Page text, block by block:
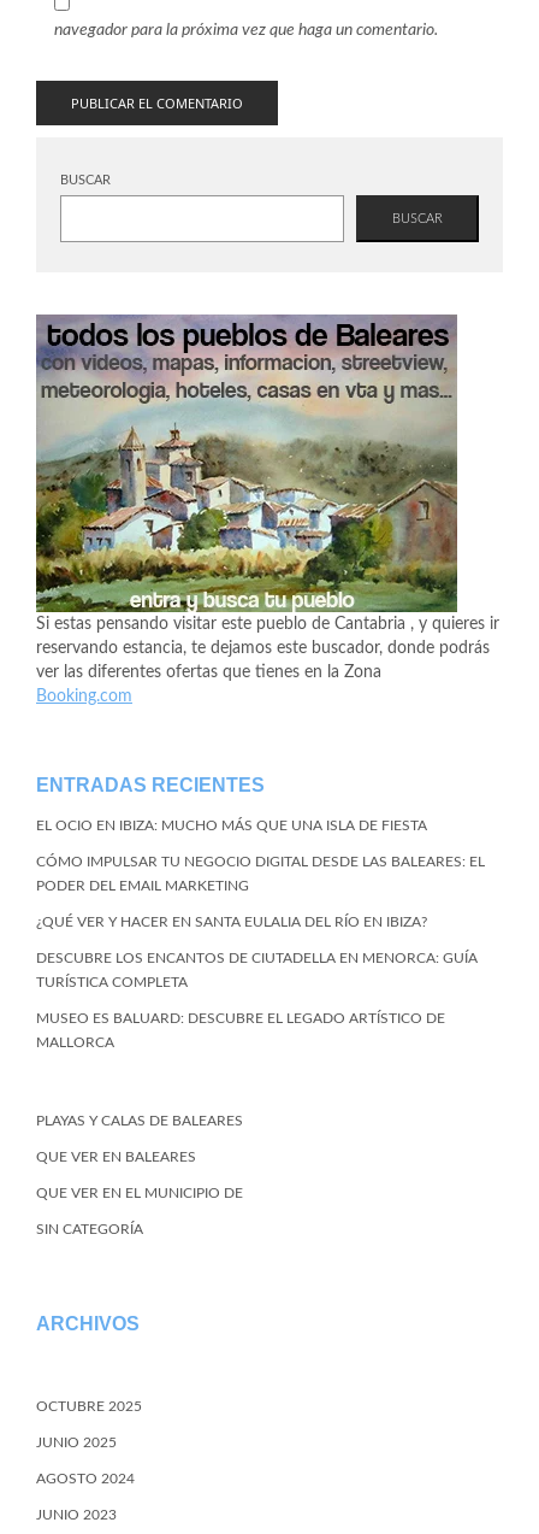
navegador para la próxima vez que haga un comentario.
BUSCAR
BUSCAR
Si estas pensando visitar este pueblo de Cantabria , y quieres ir
reservando estancia, te dejamos este buscador, donde podrás
ver las diferentes ofertas que tienes en la Zona
Booking.com
ENTRADAS RECIENTES
EL OCIO EN IBIZA: MUCHO MÁS QUE UNA ISLA DE FIESTA
CÓMO IMPULSAR TU NEGOCIO DIGITAL DESDE LAS BALEARES: EL
PODER DEL EMAIL MARKETING
¿QUÉ VER Y HACER EN SANTA EULALIA DEL RÍO EN IBIZA?
DESCUBRE LOS ENCANTOS DE CIUTADELLA EN MENORCA: GUÍA
TURÍSTICA COMPLETA
MUSEO ES BALUARD: DESCUBRE EL LEGADO ARTÍSTICO DE
MALLORCA
PLAYAS Y CALAS DE BALEARES
QUE VER EN BALEARES
QUE VER EN EL MUNICIPIO DE
SIN CATEGORÍA
ARCHIVOS
OCTUBRE 2025
JUNIO 2025
AGOSTO 2024
JUNIO 2023